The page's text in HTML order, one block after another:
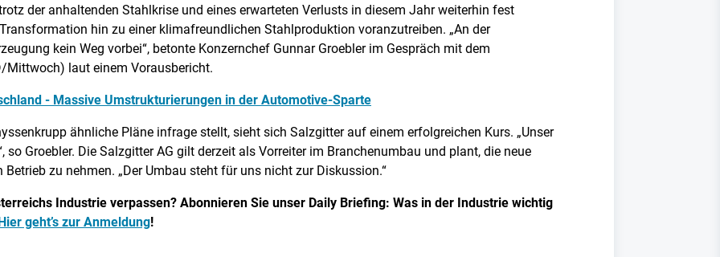
der anhaltenden Stahlkrise und eines erwarteten Verlusts in diesem Jahr weiterhin fest
hin zu einer klimafreundlichen Stahlproduktion voranzutreiben. „An der
kein Weg vorbei“, betonte Konzernchef Gunnar Groebler im Gespräch mit dem
Mittwoch) laut einem Vorausbericht.
- Massive Umstrukturierungen in der Automotive-Sparte
ähnliche Pläne infrage stellt, sieht sich Salzgitter auf einem erfolgreichen Kurs. „Unser
Groebler. Die Salzgitter AG gilt derzeit als Vorreiter im Branchenumbau und plant, die neue
zu nehmen. „Der Umbau steht für uns nicht zur Diskussion.“
Industrie verpassen? Abonnieren Sie unser Daily Briefing: Was in der Industrie wichtig
geht’s zur Anmeldung!